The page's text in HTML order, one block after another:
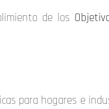
de los
para hogares e